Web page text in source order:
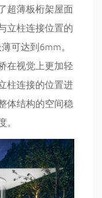
超薄板桁架屋面
立柱连接位置的
可达到6mm。
在视觉上更加轻
柱连接的位置进
体结构的空间稳